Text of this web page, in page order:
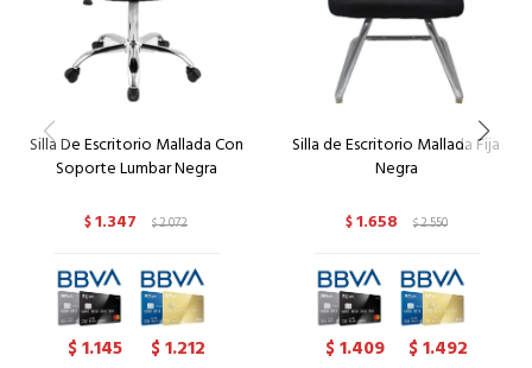
Silla De Escritorio Mallada Con
Soporte Lumbar Negra
$1.347 $2.072
$1.145 $1.212
Silla de Escritorio Mallada Fija
Negra
$1.658 $2.550
$1.409 $1.492